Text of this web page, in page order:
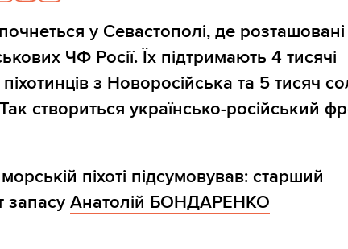
у Севастополі, де розташовані
ЧФ Росії. Їх підтримають 4 тисячі
з Новоросійська та 5 тисяч
Так створиться українсько-російський
піхоті підсумовував: старший
запасу Анатолій БОНДАРЕНКО